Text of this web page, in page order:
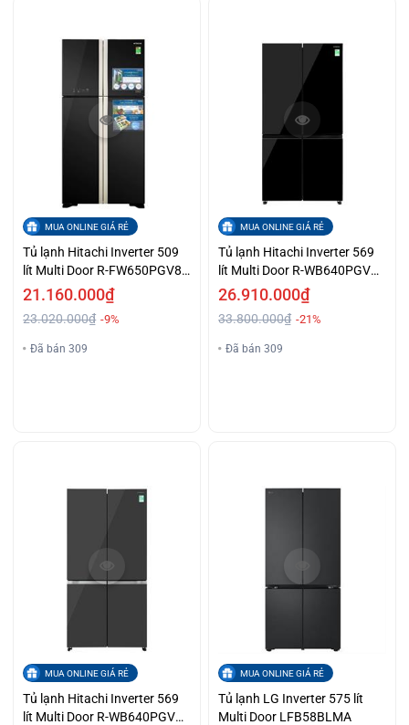
MUA ONLINE GIÁ RẺ
Tủ lạnh Hitachi Inverter 509
lít Multi Door R-FW650PGV8
GBK
21.160.000₫
23.020.000₫ -9%
Đã bán 309
MUA ONLINE GIÁ RẺ
Tủ lạnh Hitachi Inverter 569
lít Multi Door R-WB640PGV1
GCK
26.910.000₫
33.800.000₫ -21%
Đã bán 309
MUA ONLINE GIÁ RẺ
Tủ lạnh Hitachi Inverter 569
lít Multi Door R-WB640PGV1
MUA ONLINE GIÁ RẺ
Tủ lạnh LG Inverter 575 lít
Multi Door LFB58BLMA